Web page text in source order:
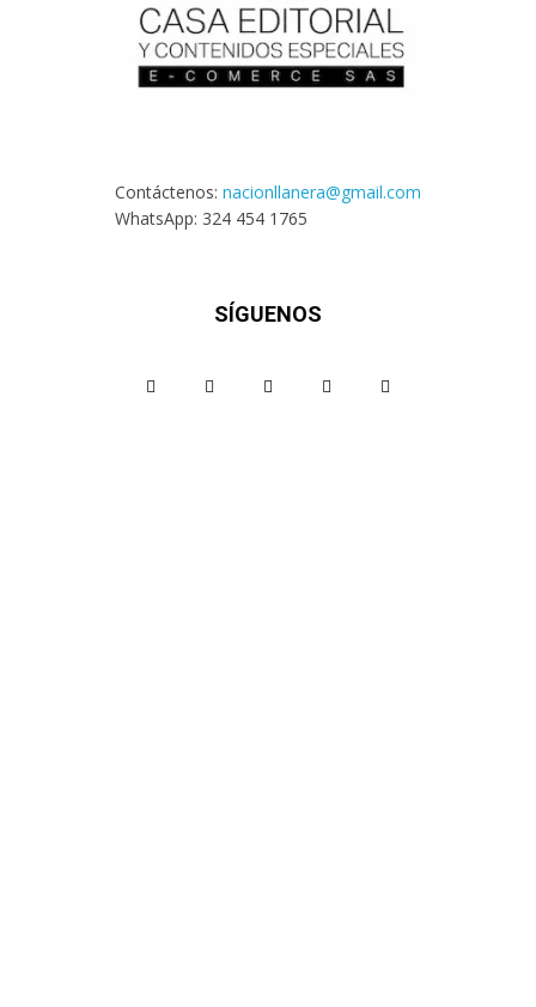
Contáctenos: nacionllanera@gmail.com
WhatsApp: 324 454 1765
SÍGUENOS